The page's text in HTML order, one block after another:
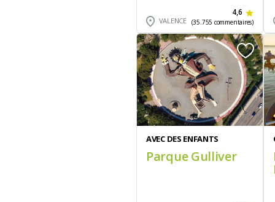
VALENCE
4,6
(35.755 commentaires)
AVEC DES ENFANTS
Parque Gulliver